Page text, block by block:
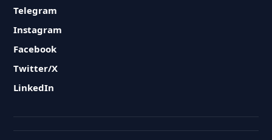
Telegram
Instagram
Facebook
Twitter/X
LinkedIn